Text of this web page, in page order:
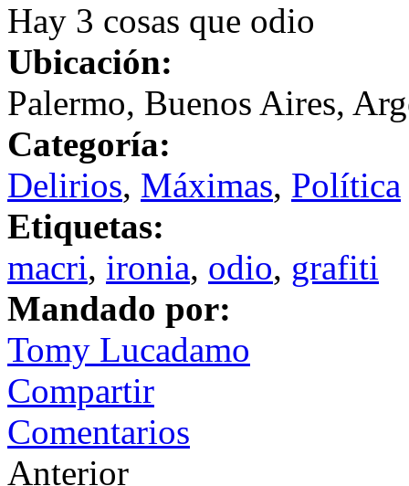
Hay 3 cosas que odio
Ubicación:
Palermo, Buenos Aires,
Categoría:
Delirios, Máximas, Política
Etiquetas:
macri, ironia, odio, grafiti
Mandado por:
Tomy Lucadamo
Compartir
Comentarios
Anterior